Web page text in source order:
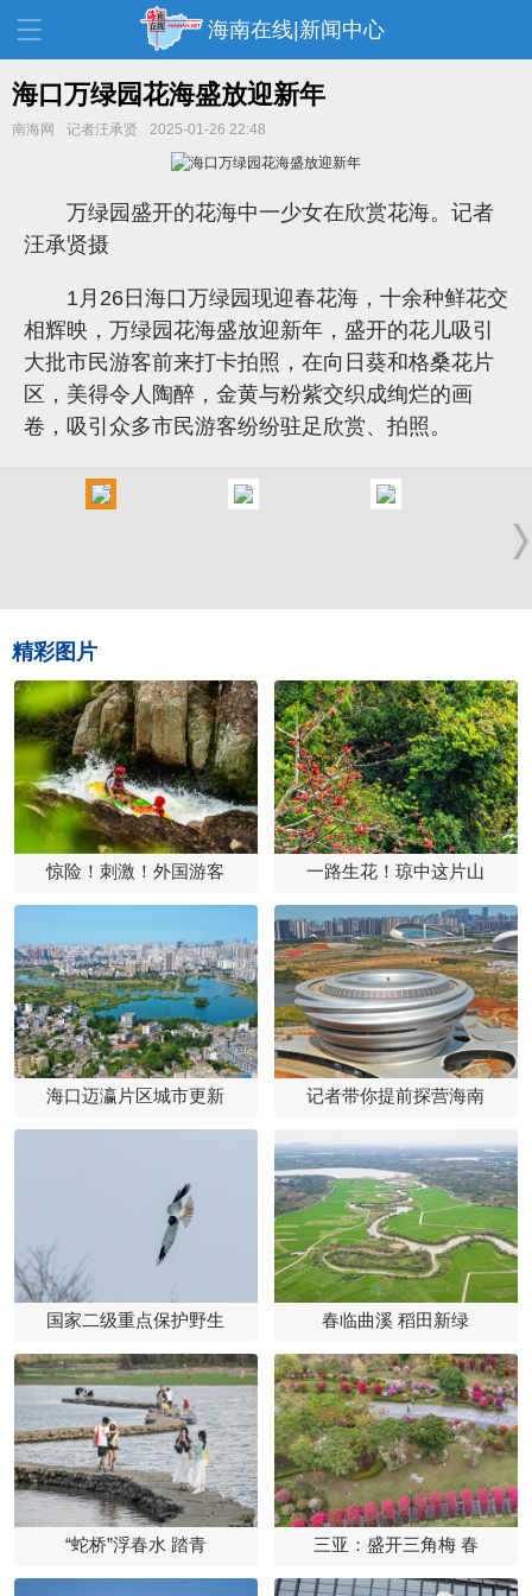
海南在线|新闻中心
资讯中心
教育
交通 美食
生活 演出 活动
展会 走读海南 周末去哪儿
人才在线 天涯企服
海口万绿园花海盛放迎新年
南海网 记者汪承贤 2025-01-26 22:48
万绿园盛开的花海中一少女在欣赏花海。记者
汪承贤摄
1月26日海口万绿园现迎春花海，十余种鲜花交
相辉映，万绿园花海盛放迎新年，盛开的花儿吸引
大批市民游客前来打卡拍照，在向日葵和格桑花片
区，美得令人陶醉，金黄与粉紫交织成绚烂的画
卷，吸引众多市民游客纷纷驻足欣赏、拍照。
精彩图片
惊险！刺激！外国游客 一路生花！琼中这片山
海口迈瀛片区城市更新 记者带你提前探营海南
国家二级重点保护野生 春临曲溪 稻田新绿
“蛇桥”浮春水 踏青 三亚：盛开三角梅 春